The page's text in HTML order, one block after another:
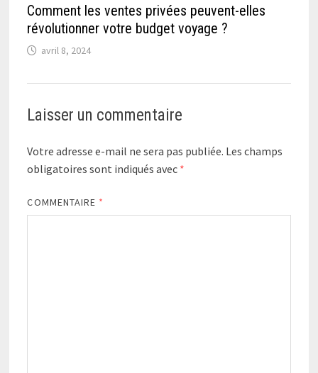
Comment les ventes privées peuvent-elles
révolutionner votre budget voyage ?
avril 8, 2024
Laisser un commentaire
Votre adresse e-mail ne sera pas publiée. Les champs
obligatoires sont indiqués avec *
COMMENTAIRE *